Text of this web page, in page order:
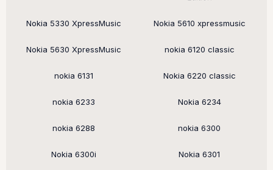
Nokia 5330 XpressMusic Nokia 5610 xpressmusic
Nokia 5630 XpressMusic nokia 6120 classic
nokia 6131 Nokia 6220 classic
nokia 6233 Nokia 6234
nokia 6288 nokia 6300
Nokia 6300i Nokia 6301